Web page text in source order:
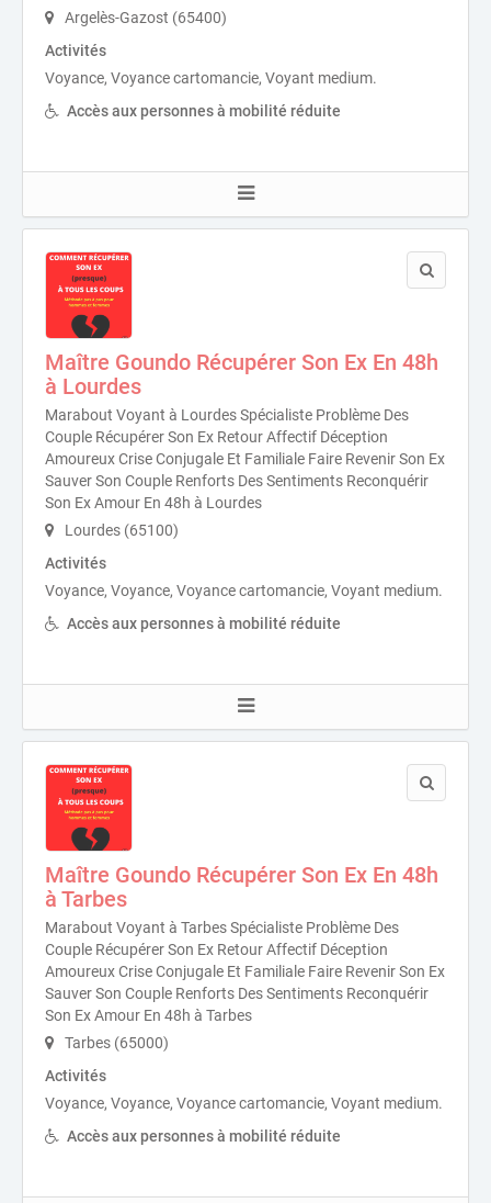
Argelès-Gazost (65400)
Activités
Voyance, Voyance cartomancie, Voyant medium.
Accès aux personnes à mobilité réduite
Maître Goundo Récupérer Son Ex En 48h
à Lourdes
Marabout Voyant à Lourdes Spécialiste Problème Des
Couple Récupérer Son Ex Retour Affectif Déception
Amoureux Crise Conjugale Et Familiale Faire Revenir Son Ex
Sauver Son Couple Renforts Des Sentiments Reconquérir
Son Ex Amour En 48h à Lourdes
Lourdes (65100)
Activités
Voyance, Voyance, Voyance cartomancie, Voyant medium.
Accès aux personnes à mobilité réduite
Maître Goundo Récupérer Son Ex En 48h
à Tarbes
Marabout Voyant à Tarbes Spécialiste Problème Des
Couple Récupérer Son Ex Retour Affectif Déception
Amoureux Crise Conjugale Et Familiale Faire Revenir Son Ex
Sauver Son Couple Renforts Des Sentiments Reconquérir
Son Ex Amour En 48h à Tarbes
Tarbes (65000)
Activités
Voyance, Voyance, Voyance cartomancie, Voyant medium.
Accès aux personnes à mobilité réduite